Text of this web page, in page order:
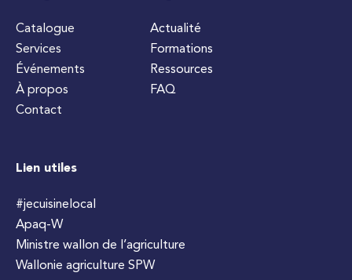
Catalogue
Services
Événements
À propos
Contact
Actualité
Formations
Ressources
FAQ
Lien utiles
#jecuisinelocal
Apaq-W
Ministre wallon de l’agriculture
Wallonie agriculture SPW